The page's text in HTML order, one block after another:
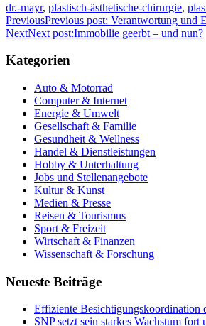
dr.-mayr, plastisch-ästhetische-chirurgie,
PreviousPrevious post: Verantwortung und
NextNext post:Immobilie geerbt – und nun?
Kategorien
Auto & Motorrad
Computer & Internet
Energie & Umwelt
Gesellschaft & Familie
Gesundheit & Wellness
Handel & Dienstleistungen
Hobby & Unterhaltung
Jobs und Stellenangebote
Kultur & Kunst
Medien & Presse
Reisen & Tourismus
Sport & Freizeit
Wirtschaft & Finanzen
Wissenschaft & Forschung
Neueste Beiträge
Effiziente Besichtigungskoordination
SNP setzt sein starkes Wachstum